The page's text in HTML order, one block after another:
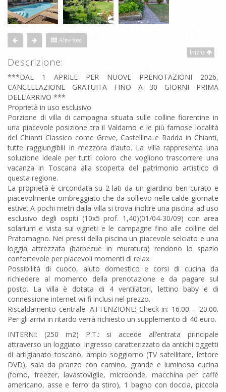
Altre foto
Inizio
Descrizione:
***DAL 1 APRILE PER NUOVE PRENOTAZIONI 2026,
CANCELLAZIONE GRATUITA FINO A 30 GIORNI PRIMA
DELL’ARRIVO ***
Proprietà in uso esclusivo
Porzione di villa di campagna situata sulle colline fiorentine in
una piacevole posizione tra il Valdarno e le più famose località
del Chianti Classico come Greve, Castellina e Radda in Chianti,
tutte raggiungibili in mezzora d’auto. La villa rappresenta una
soluzione ideale per tutti coloro che vogliono trascorrere una
vacanza in Toscana alla scoperta del patrimonio artistico di
questa regione.
La proprietà è circondata su 2 lati da un giardino ben curato e
piacevolmente ombreggiato che da sollievo nelle calde giornate
estive. A pochi metri dalla villa si trova inoltre una piscina ad uso
esclusivo degli ospiti (10x5 prof. 1,40)(01/04-30/09) con area
solarium e vista sui vigneti e le campagne fino alle colline del
Pratomagno. Nei pressi della piscina un piacevole selciato e una
loggia attrezzata (barbecue in muratura) rendono lo spazio
confortevole per piacevoli momenti di relax.
Possibilità di cuoco, aiuto domestico e corsi di cucina da
richiedere al momento della prenotazione e da pagare sul
posto. La villa è dotata di 4 ventilatori, lettino baby e di
connessione internet wi fi inclusi nel prezzo.
Riscaldamento centrale. ATTENZIONE: Check in: 16.00 – 20.00.
Per gli arrivi in ritardo verrà richiesto un supplemento di 40 euro.
INTERNI: (250 m2) P.T.: si accede all’entrata principale
attraverso un loggiato. Ingresso caratterizzato da antichi oggetti
di artigianato toscano, ampio soggiorno (TV satellitare, lettore
DVD), sala da pranzo con camino, grande e luminosa cucina
(forno, freezer, lavastoviglie, microonde, macchina per caffè
americano, asse e ferro da stiro), 1 bagno con doccia, piccola